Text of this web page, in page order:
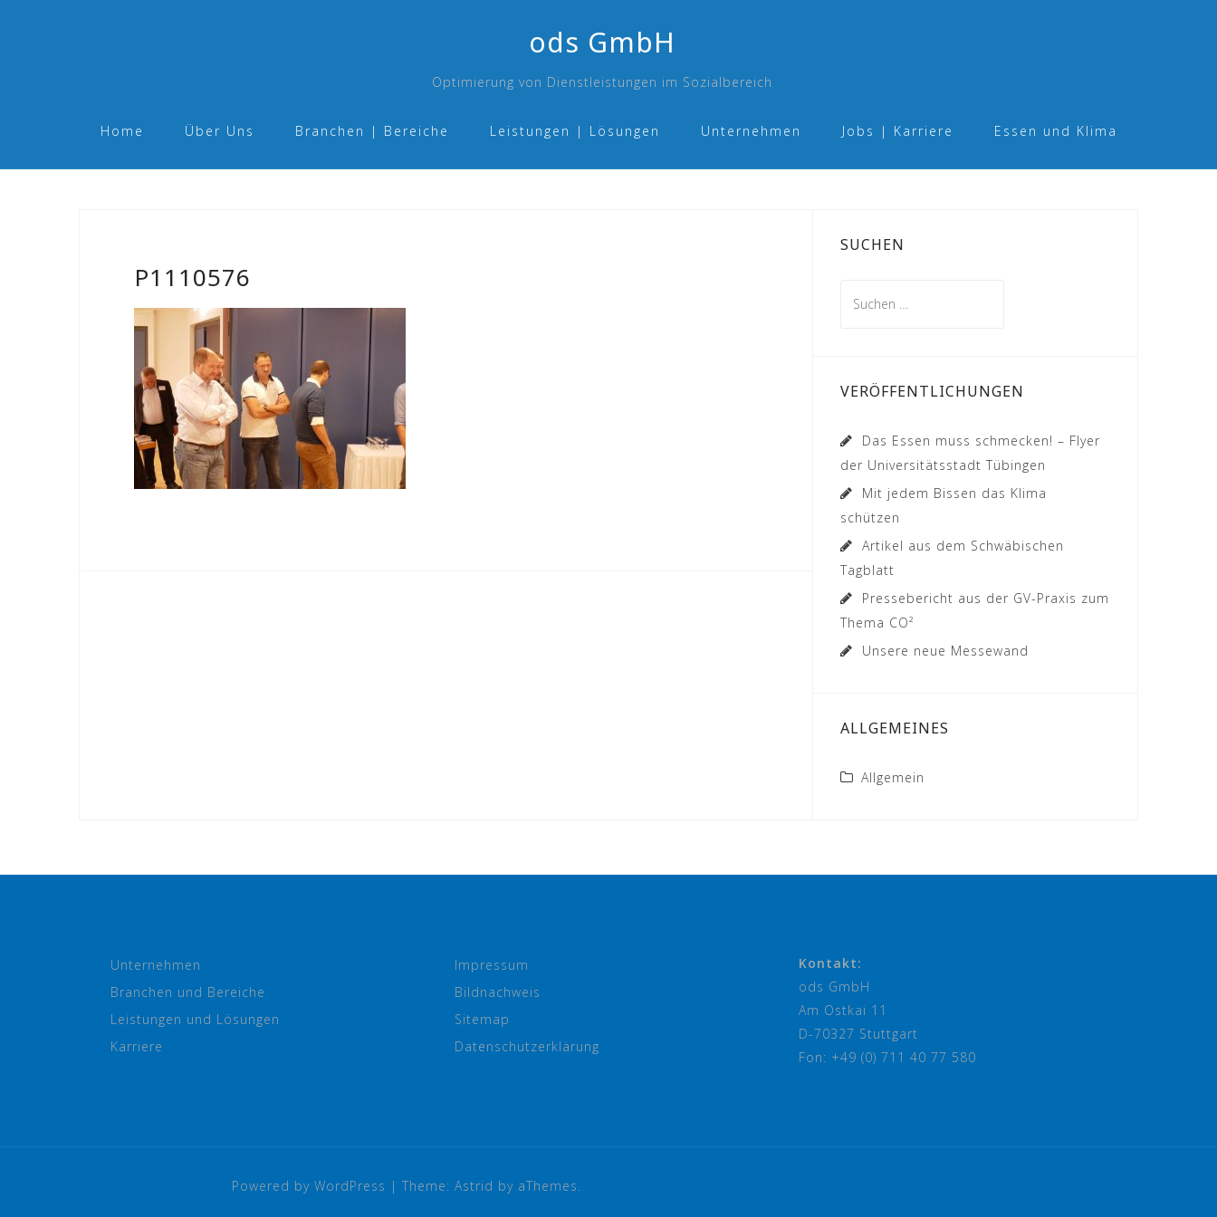
ods GmbH
Optimierung von Dienstleistungen im Sozialbereich
Home Über Uns Branchen | Bereiche Leistungen | Lösungen Unternehmen Jobs | Karriere Essen und Klima
P1110576
SUCHEN
nach:
VERÖFFENTLICHUNGEN
Das Essen muss schmecken! – Flyer
der Universitätsstadt Tübingen
Mit jedem Bissen das Klima
schützen
Artikel aus dem Schwäbischen
Tagblatt
Pressebericht aus der GV-Praxis zum
Thema CO²
Unsere neue Messewand
ALLGEMEINES
Allgemein
Unternehmen
Branchen und Bereiche
Leistungen und Lösungen
Karriere
Impressum
Bildnachweis
Sitemap
Datenschutzerklärung
Kontakt:
ods GmbH
Am Ostkai 11
D-70327 Stuttgart
Fon: +49 (0) 711 40 77 580
Powered by WordPress | Theme: Astrid by aThemes.